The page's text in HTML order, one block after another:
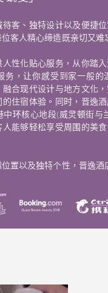
客、独特设计以及便捷
客人精心缔造既亲切又难
性化贴心服务，从你踏
务，让你感受到家一般
合现代设计与地方文化
住宿体验。同时，晋逸
环核心地段(威灵顿街与
能够轻松享受周围的美
置以及独特个性，晋逸酒